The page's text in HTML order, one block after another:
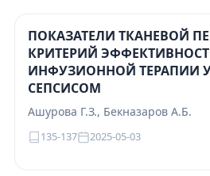
ПОКАЗАТЕЛИ ТКАНЕВОЙ
КРИТЕРИЙ
ИНФУЗИОННОЙ ТЕРАПИИ У
СЕПСИСОМ
Ашурова Г.З., Бекназаров А.Б.
135-137 2025-05-03